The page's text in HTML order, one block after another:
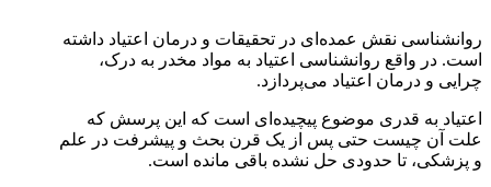
روانشناسی نقش عمده‌ای در تحقیقات و درمان اعتیاد داشته
است. در واقع روانشناسی اعتیاد به مواد مخدر به درک،
چرایی و درمان اعتیاد می‌پردازد.
اعتیاد به قدری موضوع پیچیده‌ای است که این پرسش که
علت آن چیست حتی پس از یک قرن بحث و پیشرفت در علم
و پزشکی، تا حدودی حل نشده باقی مانده است.